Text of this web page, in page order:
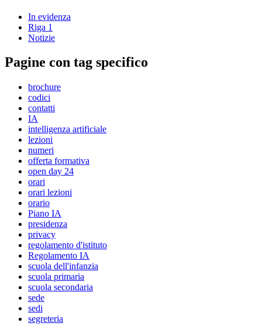
In evidenza
Riga 1
Notizie
Pagine con tag specifico
brochure
codici
contatti
IA
intelligenza artificiale
lezioni
numeri
offerta formativa
open day 24
orari
orari lezioni
orario
Piano IA
presidenza
privacy
regolamento d'istituto
Regolamento IA
scuola dell'infanzia
scuola primaria
scuola secondaria
sede
sedi
segreteria